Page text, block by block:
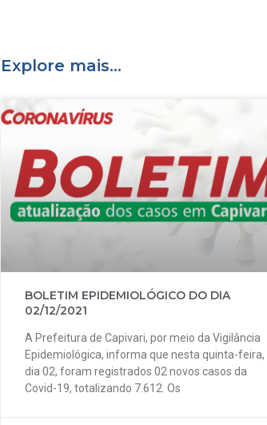
Explore mais...
BOLETIM EPIDEMIOLÓGICO DO DIA
02/12/2021
A Prefeitura de Capivari, por meio da Vigilância
Epidemiológica, informa que nesta quinta-feira,
dia 02, foram registrados 02 novos casos da
Covid-19, totalizando 7.612. Os